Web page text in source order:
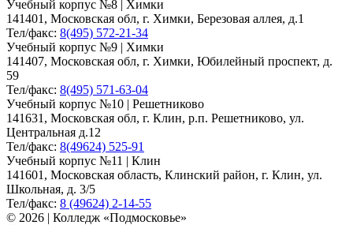
Учебный корпус №8 | Химки
141401, Московская обл, г. Химки, Березовая аллея, д.1
Тел/факс: 8(495) 572-21-34
Учебный корпус №9 | Химки
141407, Московская обл, г. Химки, Юбилейный проспект, д.
59
Тел/факс: 8(495) 571-63-04
Учебный корпус №10 | Решетниково
141631, Московская обл, г. Клин, р.п. Решетниково, ул.
Центральная д.12
Тел/факс: 8(49624) 525-91
Учебный корпус №11 | Клин
141601, Московская область, Клинский район, г. Клин, ул.
Школьная, д. 3/5
Тел/факс: 8 (49624) 2-14-55
© 2026 | Колледж «Подмосковье»